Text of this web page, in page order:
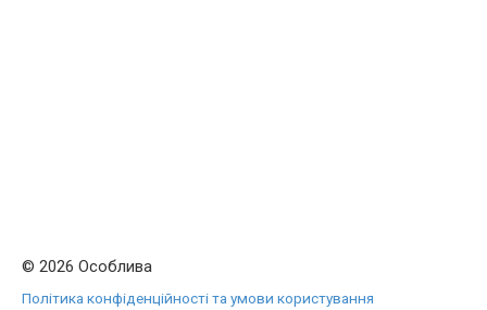
© 2026 Особлива
Політика конфіденційності та умови користування